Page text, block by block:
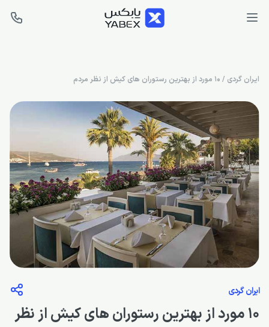
ایران گردی / 10 مورد از بهترین رستوران های کیش از نظر مردم
ایران گردی
10 مورد از بهترین رستوران های کیش از نظر